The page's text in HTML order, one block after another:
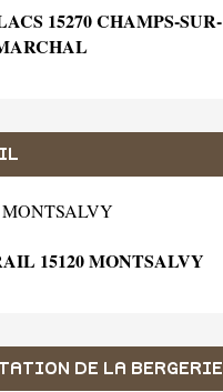
15270 CHAMPS-SUR-
MONTSALVY
15120 MONTSALVY
DE LA BERGERIE